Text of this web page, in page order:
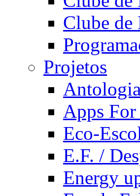
Clube de
Projetos
Antologia
Apps
Eco-
E.F. /
Energy